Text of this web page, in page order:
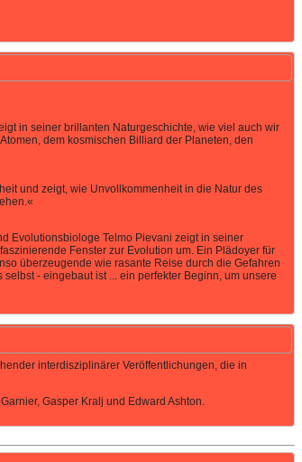
in seiner brillanten Naturgeschichte, wie viel auch wir
dem kosmischen Billiard der Planeten, den
und zeigt, wie Unvollkommenheit in die Natur des
Evolutionsbiologe Telmo Pievani zeigt in seiner
Fenster zur Evolution um. Ein Plädoyer für
überzeugende wie rasante Reise durch die Gefahren
- eingebaut ist ... ein perfekter Beginn, um unsere
interdisziplinärer Veröffentlichungen, die in
Gasper Kralj und Edward Ashton.